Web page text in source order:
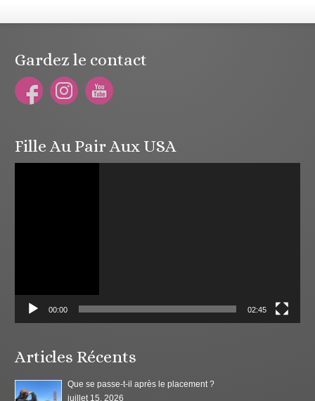
Gardez le contact
Fille Au Pair Aux USA
00:00 02:45
Articles Récents
Que se passe-t-il après le placement ?
juillet 15, 2026